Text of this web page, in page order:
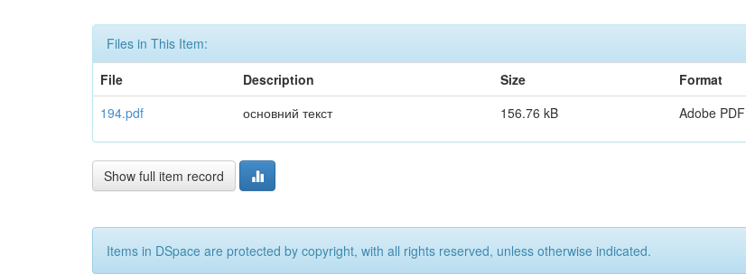
Files in This Item:
File
Description Size
Format
194.pdf
основний текст 156.76 kB Adobe PDF
Show full item record
Items in DSpace are protected by copyright, with all rights reserved, unless otherwise indicated.